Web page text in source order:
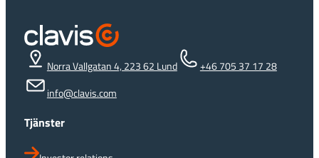
Norra Vallgatan 4, 223 62 Lund
+46 705 37 17 28
info@clavis.com
Tjänster